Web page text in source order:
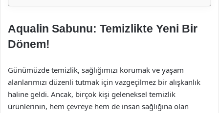
Aqualin Sabunu: Temizlikte Yeni Bir
Dönem!
Günümüzde temizlik, sağlığımızı korumak ve yaşam
alanlarımızı düzenli tutmak için vazgeçilmez bir alışkanlık
haline geldi. Ancak, birçok kişi geleneksel temizlik
ürünlerinin, hem çevreye hem de insan sağlığına olan